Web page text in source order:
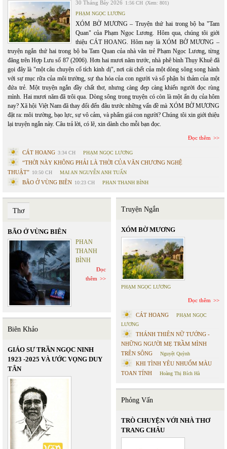
30 Tháng Bảy 2026 1:56 CH (Xem: 801)
PHẠM NGỌC LƯƠNG
XÓM BỜ MƯƠNG – Truyện thứ hai trong bộ ba "Tam
Quan" của Phạm Ngọc Lương. Hôm qua, chúng tôi giới
thiệu CÁT HOANG. Hôm nay là XÓM BỜ MƯƠNG –
truyện ngắn thứ hai trong bộ ba Tam Quan của nhà văn trẻ Phạm Ngọc Lương, từng
đăng trên Hợp Lưu số 87 (2006). Hơn hai mươi năm trước, nhà phê bình Thụy Khuê đã
gọi đây là "một câu chuyện cổ tích kinh dị", nơi cái chết của một dòng sông song hành
với sự mục rữa của môi trường, sự tha hóa của con người và số phận bi thảm của một
đứa trẻ. Một truyện ngắn đầy chất thơ, nhưng càng đẹp càng khiến người đọc rùng
mình. Hai mươi năm đã trôi qua. Dòng sông trong truyện có còn là một ẩn dụ của hôm
nay? Xã hội Việt Nam đã thay đổi đến đâu trước những vấn đề mà XÓM BỜ MƯƠNG
đặt ra: môi trường, bạo lực, sự vô cảm, và phẩm giá con người? Chúng tôi xin giới thiệu
lại truyện ngắn này. Câu trả lời, có lẽ, xin dành cho mỗi bạn đọc.
Đọc thêm
CÁT HOANG 3:34 CH PHẠM NGỌC LƯƠNG
“THỜI NÀY KHÔNG PHẢI LÀ THỜI CỦA VĂN CHƯƠNG NGHỆ
THUẬT” 10:50 CH MAI AN NGUYỄN ANH TUẤN
BÃO Ở VÙNG BIÊN 10:23 CH PHAN THANH BÌNH
Thơ
BÃO Ở VÙNG BIÊN
PHAN
THANH
BÌNH
Đọc
thêm
Biên Khảo
GIÁO SƯ TRẦN NGỌC NINH
1923 -2025 VÀ ƯỚC VỌNG DUY
TÂN
Truyện Ngắn
XÓM BỜ MƯƠNG
PHẠM NGỌC LƯƠNG
Đọc thêm
CÁT HOANG
PHẠM NGỌC
LƯƠNG
THÁNH THIÊN NỮ TƯỚNG -
NHỮNG NGƯỜI MẸ TRẦM MÌNH
TRÊN SÔNG
Nguyệt Quỳnh
KHI TÌNH YÊU NHUỐM MÀU
TOAN TÍNH
Hoàng Thị Bích Hà
Phỏng Vấn
TRÒ CHUYỆN VỚI NHÀ THƠ
TRANG CHÂU